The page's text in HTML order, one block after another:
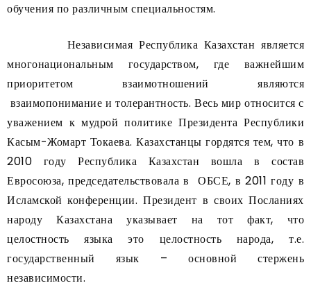
обучения по различным специальностям.
Независимая Республика Казахстан является
многонациональным государством, где важнейшим
приоритетом взаимотношений являются
взаимопонимание и толерантность. Весь мир относится с
уважением к мудрой политике Президента Республики
Касым-Жомарт Токаева. Казахстанцы гордятся тем, что в
2010 году Республика Казахстан вошла в состав
Евросоюза, председательствовала в ОБСЕ, в 2011 году в
Исламской конференции. Президент в своих Посланиях
народу Казахстана указывает на тот факт, что
целостность языка это целостность народа, т.е.
государственный язык – основной стержень
независимости.